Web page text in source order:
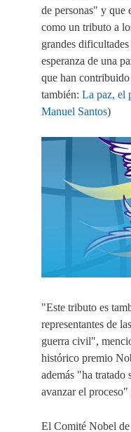
de personas" y que
como un tributo a
grandes
esperanza de una
que han
también: La paz, el
Manuel Santos)
"Este tributo es
representantes de
guerra civil",
histórico premio
además "ha tratado
avanzar el proceso"
El Comité Nobel